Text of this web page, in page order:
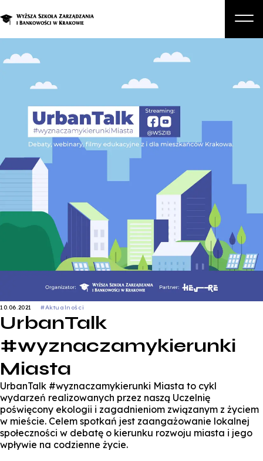
Studia
Studia podyplomowe i kursy
Zapisz się na studia
10.06.2021 #Aktualności
UrbanTalk
#wyznaczamykierunki
Miasta
UrbanTalk #wyznaczamykierunki Miasta to cykl
wydarzeń realizowanych przez naszą Uczelnię
poświęcony ekologii i zagadnieniom związanym z życiem
w mieście. Celem spotkań jest zaangażowanie lokalnej
społeczności w debatę o kierunku rozwoju miasta i jego
wpływie na codzienne życie.